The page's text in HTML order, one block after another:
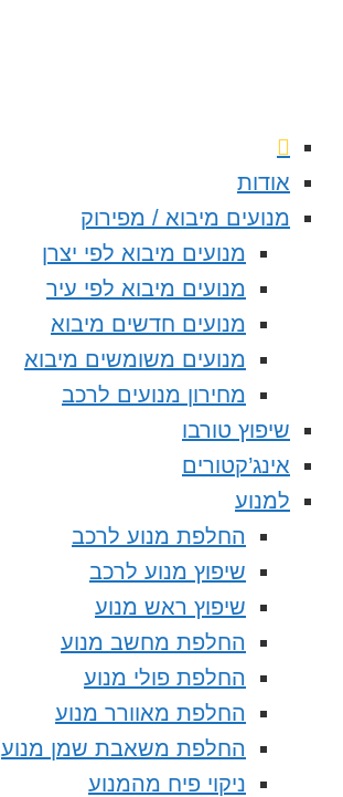
אודות
מנועים מיבוא / מפירוק
מנועים מיבוא לפי יצרן
מנועים מיבוא לפי עיר
מנועים חדשים מיבוא
מנועים משומשים מיבוא
מחירון מנועים לרכב
שיפוץ טורבו
אינג’קטורים
למנוע
החלפת מנוע לרכב
שיפוץ מנוע לרכב
שיפוץ ראש מנוע
החלפת מחשב מנוע
החלפת פולי מנוע
החלפת מאוורר מנוע
החלפת משאבת שמן מנוע
ניקוי פיח מהמנוע